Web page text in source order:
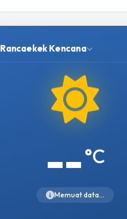
Rancaekek Kencana
--°C
Memuat data...